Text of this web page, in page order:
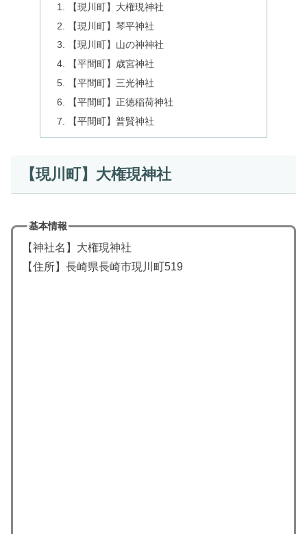
【現川町】大権現神社
【現川町】琴平神社
【現川町】山の神神社
【平間町】歳宮神社
【平間町】三光神社
【平間町】正徳稲荷神社
【平間町】普賢神社
【現川町】大権現神社
基本情報
【神社名】大権現神社
【住所】長崎県長崎市現川町519